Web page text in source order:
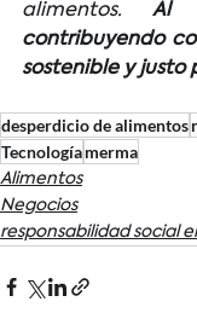
alimentos. Al
contribuyendo
sostenible y justo
desperdicio de alimentos
Tecnologíamerma
Alimentos
Negocios
responsabilidad social